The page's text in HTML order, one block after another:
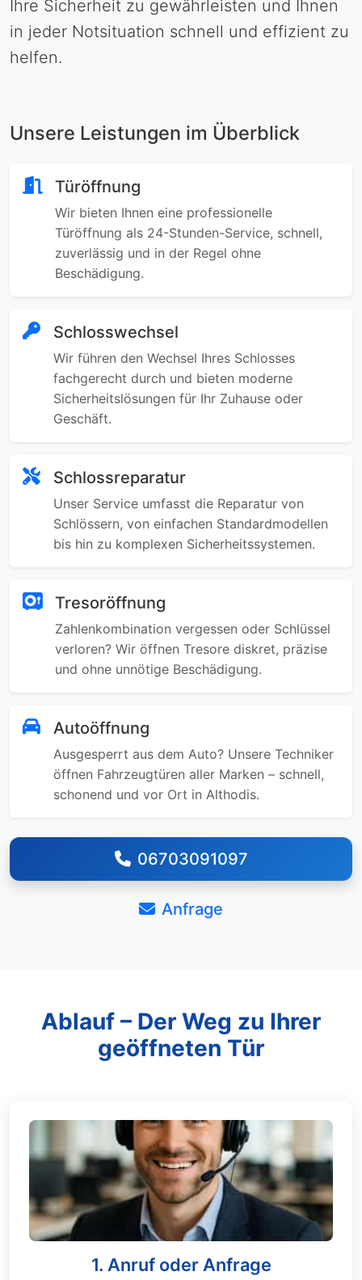
Ihre Sicherheit zu gewährleisten und Ihnen
in jeder Notsituation schnell und effizient zu
helfen.
Unsere Leistungen im Überblick
Türöffnung
Wir bieten Ihnen eine professionelle
Türöffnung als 24-Stunden-Service, schnell,
zuverlässig und in der Regel ohne
Beschädigung.
Schlosswechsel
Wir führen den Wechsel Ihres Schlosses
fachgerecht durch und bieten moderne
Sicherheitslösungen für Ihr Zuhause oder
Geschäft.
Schlossreparatur
Unser Service umfasst die Reparatur von
Schlössern, von einfachen Standardmodellen
bis hin zu komplexen Sicherheitssystemen.
Tresoröffnung
Zahlenkombination vergessen oder Schlüssel
verloren? Wir öffnen Tresore diskret, präzise
und ohne unnötige Beschädigung.
Autoöffnung
Ausgesperrt aus dem Auto? Unsere Techniker
öffnen Fahrzeugtüren aller Marken – schnell,
schonend und vor Ort in Althodis.
06703091097
Anfrage
Ablauf – Der Weg zu Ihrer
geöffneten Tür
1. Anruf oder Anfrage